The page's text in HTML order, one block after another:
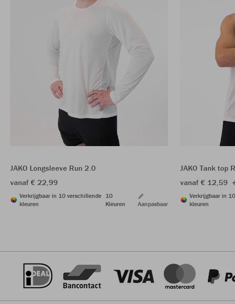
JAKO Longsleeve Run 2.0
vanaf € 22,99
Verkrijgbaar in 10 verschillende
kleuren
10
Kleuren
Aanpasbaar
JAKO Tank top
vanaf € 12,59
Verkrijgbaar in
kleuren